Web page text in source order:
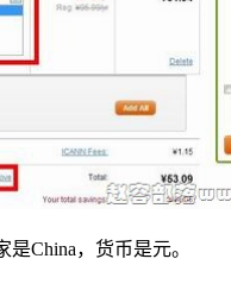
China，货币是元。